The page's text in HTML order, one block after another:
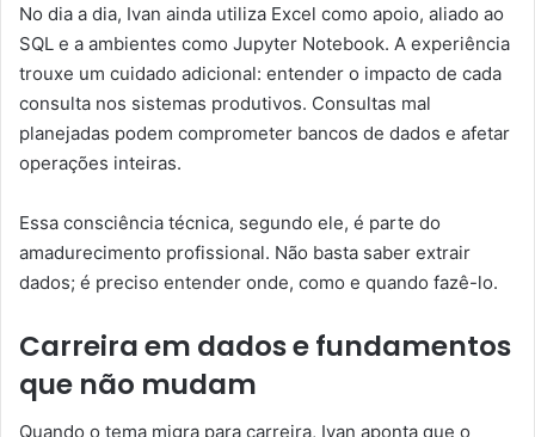
No dia a dia, Ivan ainda utiliza Excel como apoio, aliado ao
SQL e a ambientes como Jupyter Notebook. A experiência
trouxe um cuidado adicional: entender o impacto de cada
consulta nos sistemas produtivos. Consultas mal
planejadas podem comprometer bancos de dados e afetar
operações inteiras.
Essa consciência técnica, segundo ele, é parte do
amadurecimento profissional. Não basta saber extrair
dados; é preciso entender onde, como e quando fazê-lo.
Carreira em dados e fundamentos
que não mudam
Quando o tema migra para carreira, Ivan aponta que o